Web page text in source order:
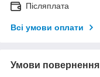
Післяплата
Всі умови оплати
Умови повернення